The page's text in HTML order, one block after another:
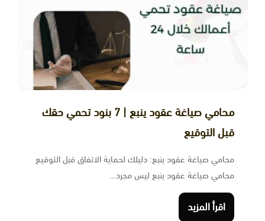
محامي صياغة عقود ينبع | 7 بنود تحمي حقك
قبل التوقيع
محامي صياغة عقود ينبع: دليلك لحماية الاتفاق قبل التوقيع
محامي صياغة عقود ينبع ليس مجرد…
اقرأ المزيد